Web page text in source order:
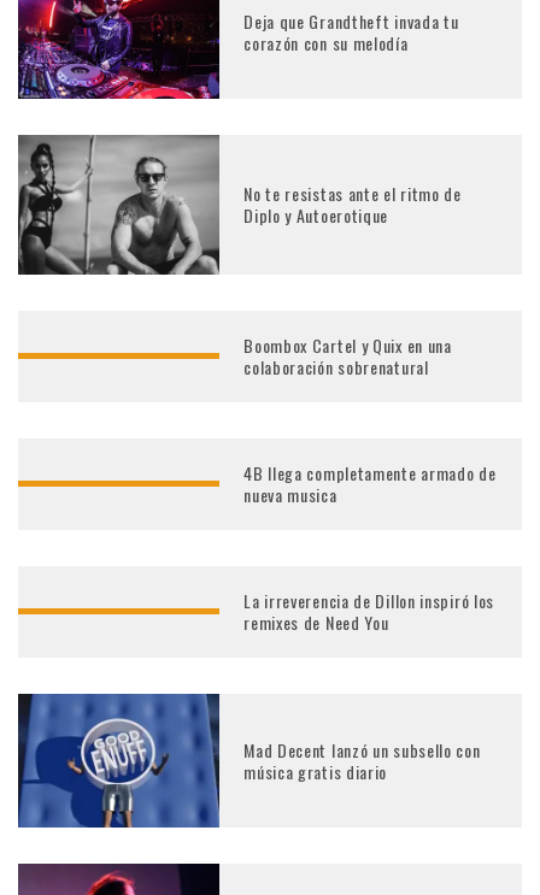
Deja que Grandtheft invada tu
corazón con su melodía
No te resistas ante el ritmo de
Diplo y Autoerotique
Boombox Cartel y Quix en una
colaboración sobrenatural
4B llega completamente armado de
nueva musica
La irreverencia de Dillon inspiró los
remixes de Need You
Mad Decent lanzó un subsello con
música gratis diario